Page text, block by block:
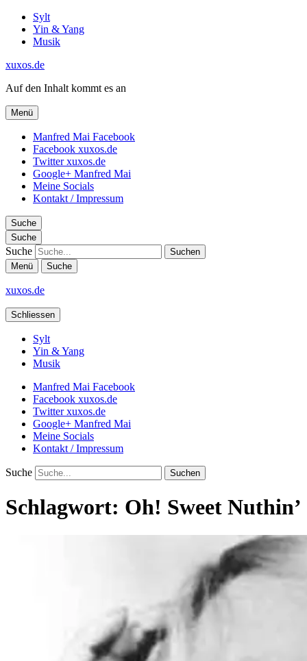
Sylt
Yin & Yang
Musik
xuxos.de
Auf den Inhalt kommt es an
Menü
Manfred Mai Facebook
Facebook xuxos.de
Twitter xuxos.de
Google+ Manfred Mai
Meine Socials
Kontakt / Impressum
Suche
Suche
Suche
Menü Suche
xuxos.de
Schliessen
Sylt
Yin & Yang
Musik
Manfred Mai Facebook
Facebook xuxos.de
Twitter xuxos.de
Google+ Manfred Mai
Meine Socials
Kontakt / Impressum
Suche
Schlagwort: Oh! Sweet Nuthin’